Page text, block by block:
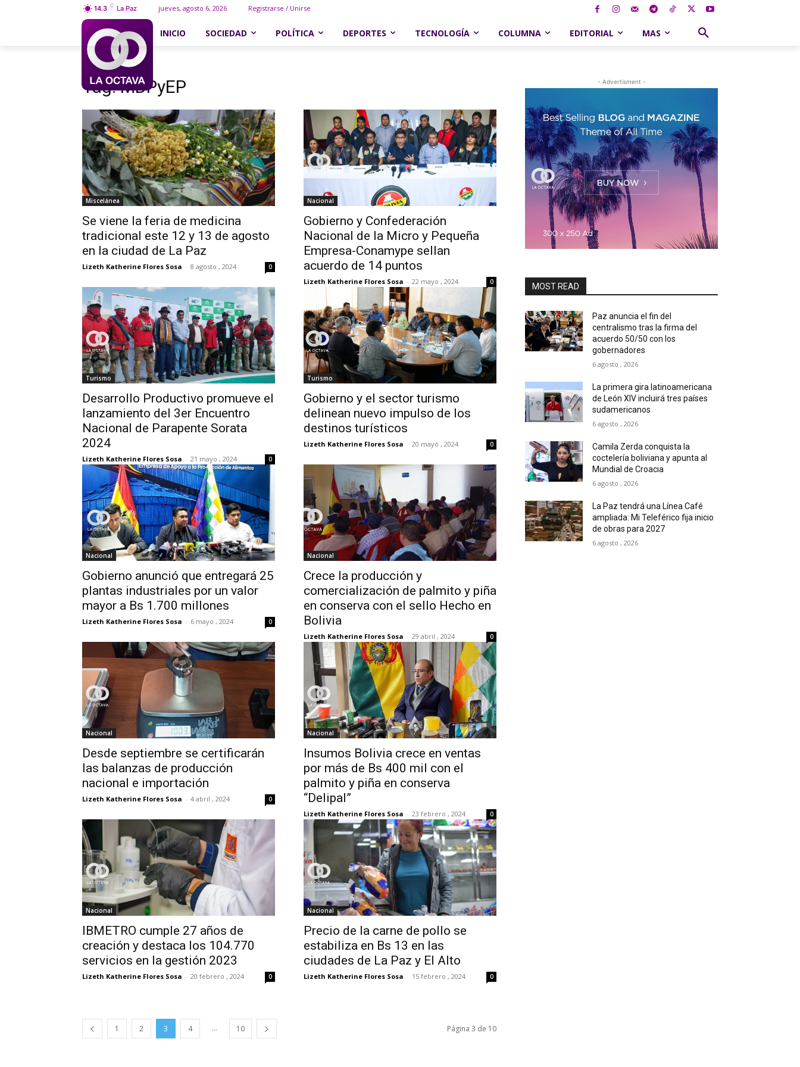
14.3 C La Paz jueves, agosto 6, 2026 Registrarse / Unirse
INICIO SOCIEDAD POLÍTICA DEPORTES TECNOLOGÍA COLUMNA EDITORIAL MAS
Etiquetas MDPyEP
Tag:MDPyEP
Miscelánea
Se viene la feria de medicina
tradicional este 12 y 13 de agosto
en la ciudad de La Paz
Lizeth Katherine Flores Sosa - 8 agosto , 2024 0
Nacional
Gobierno y Confederación
Nacional de la Micro y Pequeña
Empresa-Conamype sellan
acuerdo de 14 puntos
Lizeth Katherine Flores Sosa - 22 mayo , 2024 0
Turismo
Desarrollo Productivo promueve el
lanzamiento del 3er Encuentro
Nacional de Parapente Sorata
2024
Lizeth Katherine Flores Sosa - 21 mayo , 2024 0
Turismo
Gobierno y el sector turismo
delinean nuevo impulso de los
destinos turísticos
Lizeth Katherine Flores Sosa - 20 mayo , 2024 0
Nacional
Gobierno anunció que entregará 25
plantas industriales por un valor
mayor a Bs 1.700 millones
Lizeth Katherine Flores Sosa - 6 mayo , 2024 0
Nacional
Crece la producción y
comercialización de palmito y piña
en conserva con el sello Hecho en
Bolivia
Lizeth Katherine Flores Sosa - 29 abril , 2024 0
Nacional
Desde septiembre se certificarán
las balanzas de producción
nacional e importación
Lizeth Katherine Flores Sosa - 4 abril , 2024 0
Nacional
Insumos Bolivia crece en ventas
por más de Bs 400 mil con el
palmito y piña en conserva
“Delipal”
Lizeth Katherine Flores Sosa - 23 febrero , 2024 0
Nacional
IBMETRO cumple 27 años de
creación y destaca los 104.770
servicios en la gestión 2023
Lizeth Katherine Flores Sosa - 20 febrero , 2024 0
Nacional
Precio de la carne de pollo se
estabiliza en Bs 13 en las
ciudades de La Paz y El Alto
Lizeth Katherine Flores Sosa - 15 febrero , 2024 0
1 2 3 4 ... 10 Página 3 de 10
- Advertisment -
MOST READ
Paz anuncia el fin del
centralismo tras la firma del
acuerdo 50/50 con los
gobernadores
6 agosto , 2026
La primera gira latinoamericana
de León XIV incluirá tres países
sudamericanos
6 agosto , 2026
Camila Zerda conquista la
coctelería boliviana y apunta al
Mundial de Croacia
6 agosto , 2026
La Paz tendrá una Línea Café
ampliada: Mi Teleférico fija inicio
de obras para 2027
6 agosto , 2026